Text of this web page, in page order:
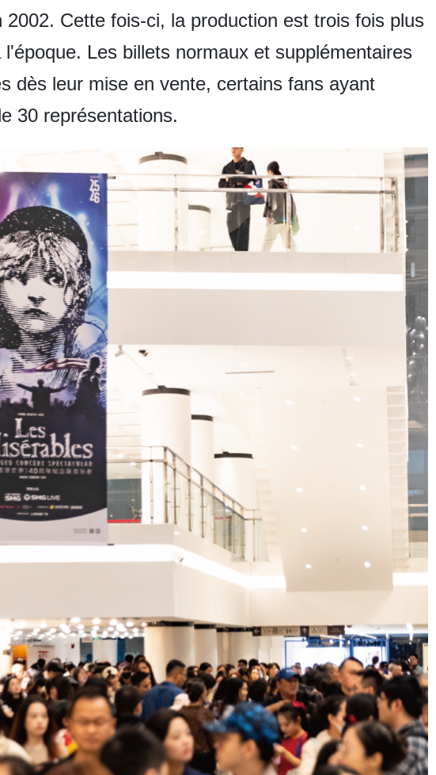
2002. Cette fois-ci, la production est trois fois plus
Les billets normaux et supplémentaires
dès leur mise en vente, certains fans ayant
30 représentations.